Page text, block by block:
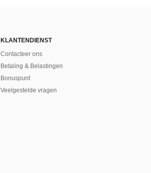
KLANTENDIENST
Contacteer ons
Betaling & Belastingen
Bonuspunt
Veelgestelde vragen